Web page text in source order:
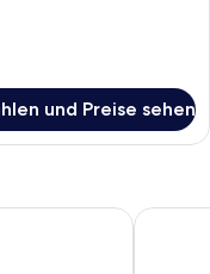
und Preise sehen